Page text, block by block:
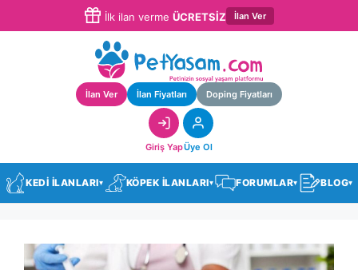
İlk ilan verme ÜCRETSİZ İlan Ver
İlan Ver İlan Fiyatları Doping Fiyatları
Giriş YapÜye Ol
KEDİ İLANLARI▾ KÖPEK İLANLARI▾ FORUMLAR▾ BLOG▾